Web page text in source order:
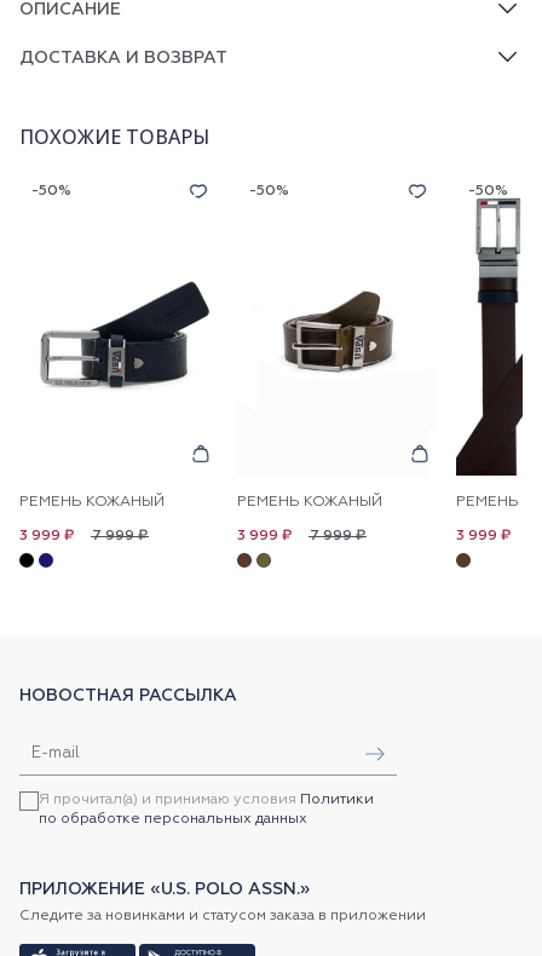
ОПИСАНИЕ
ДОСТАВКА И ВОЗВРАТ
ПОХОЖИЕ ТОВАРЫ
-50%
РЕМЕНЬ КОЖАНЫЙ
7 999 ₽
3 999 ₽
-50%
РЕМЕНЬ КОЖАНЫЙ
7 999 ₽
3 999 ₽
-50%
РЕМЕНЬ
3 999 ₽
НОВОСТНАЯ РАССЫЛКА
Я прочитал(а) и принимаю условия Политики
по обработке персональных данных
ПРИЛОЖЕНИЕ «U.S. POLO ASSN.»
Следите за новинками и статусом заказа в приложении